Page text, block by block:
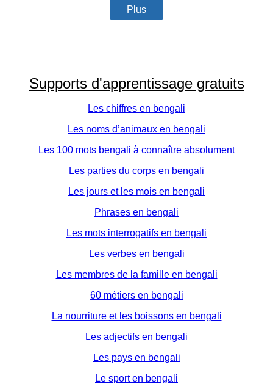
Plus
Supports d'apprentissage gratuits
Les chiffres en bengali
Les noms d’animaux en bengali
Les 100 mots bengali à connaître absolument
Les parties du corps en bengali
Les jours et les mois en bengali
Phrases en bengali
Les mots interrogatifs en bengali
Les verbes en bengali
Les membres de la famille en bengali
60 métiers en bengali
La nourriture et les boissons en bengali
Les adjectifs en bengali
Les pays en bengali
Le sport en bengali